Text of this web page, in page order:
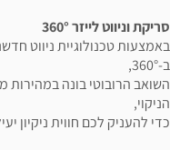
סריקת וניווט לייזר 360°
באמצעות טכנולוגיית ניווט
ב-360°,
השואב הרובוטי בונה
הניקוי,
כדי להעניק לכם חווית ניקיון